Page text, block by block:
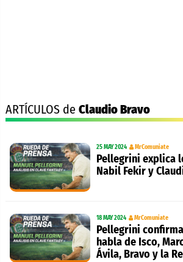
ARTÍCULOS de Claudio Bravo
25 MAY 2024 MrComuniate
Pellegrini explica
Nabil Fekir y
18 MAY 2024 MrComuniate
Pellegrini
habla de Isco,
Ávila, Bravo y la